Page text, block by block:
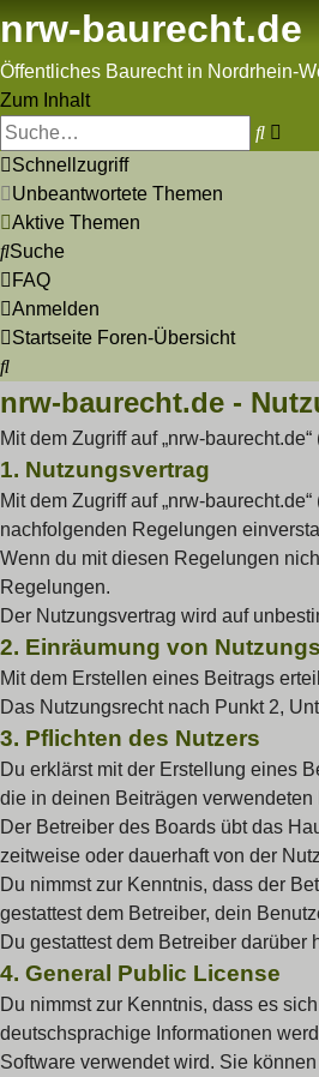
nrw-baurecht.de
Öffentliches Baurecht in Nordrhein-
Zum Inhalt
Suche
Schnellzugriff
Unbeantwortete Themen
Aktive Themen
Suche
FAQ
Anmelden
Startseite Foren-Übersicht
Suche
nrw-baurecht.de -
Mit dem Zugriff auf „nrw-
1. Nutzungsvertrag
Mit dem Zugriff auf „nrw-
nachfolgenden Regelungen
Wenn du mit diesen Regelungen
Regelungen.
Der Nutzungsvertrag wird auf
2. Einräumung von
Mit dem Erstellen eines Beitrags
Das Nutzungsrecht nach Punkt 2,
3. Pflichten des Nutzers
Du erklärst mit der Erstellung eines
die in deinen Beiträgen
Der Betreiber des Boards übt das
zeitweise oder dauerhaft von der
Du nimmst zur Kenntnis, dass der
gestattest dem Betreiber, dein
Du gestattest dem Betreiber
4. General Public License
Du nimmst zur Kenntnis, dass es
deutschsprachige Informationen
Software verwendet wird. Sie